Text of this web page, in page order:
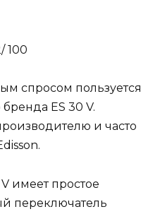
100
спросом пользуется
ES 30 V.
и часто
имеет простое
переключатель